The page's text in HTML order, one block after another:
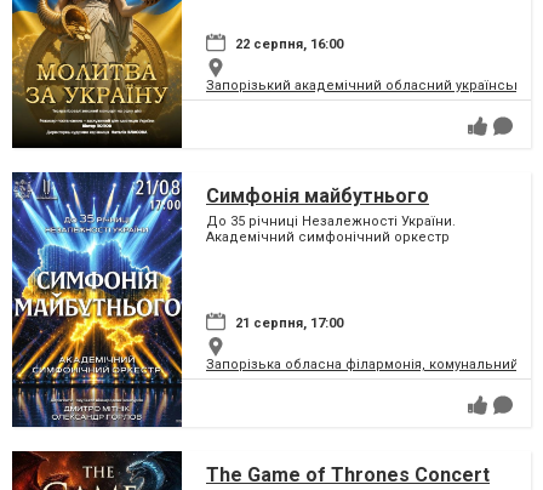
22 серпня, 16:00
Запорізький академічний обласний
Симфонія майбутнього
До 35 річниці Незалежності України.
Академічний симфонічний оркестр
21 серпня, 17:00
Запорізька обласна філармонія, комунальний
The Game of Thrones Concert